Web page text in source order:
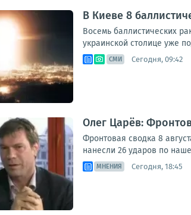
В Киеве 8
Восемь баллистических
украинской столице уже
СМИ Сегодня, 09:42
Олег Царёв:
Фронтовая сводка 8
нанесли 26 ударов по
МНЕНИЯ Сегодня, 18:45